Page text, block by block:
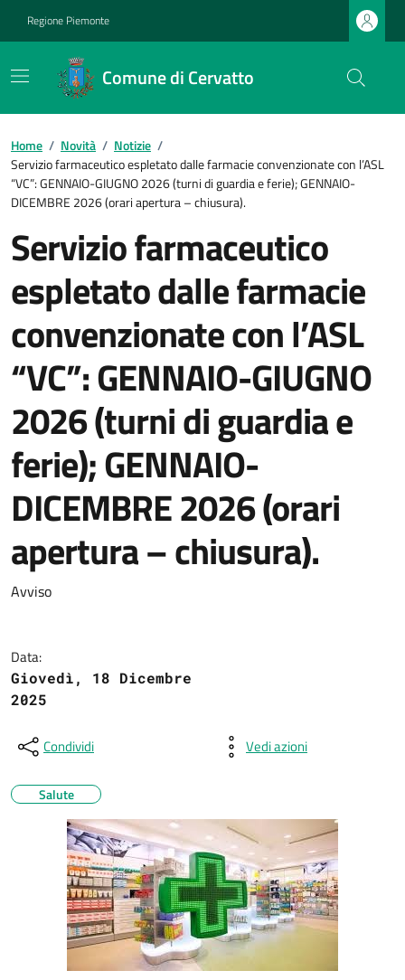
Regione Piemonte
Comune di Cervatto
Home / Novità / Notizie /
Servizio farmaceutico espletato dalle farmacie convenzionate con l’ASL
“VC”: GENNAIO-GIUGNO 2026 (turni di guardia e ferie); GENNAIO-
DICEMBRE 2026 (orari apertura – chiusura).
Servizio farmaceutico
espletato dalle farmacie
convenzionate con l’ASL
“VC”: GENNAIO-GIUGNO
2026 (turni di guardia e
ferie); GENNAIO-
DICEMBRE 2026 (orari
apertura – chiusura).
Avviso
Data:
Giovedì, 18 Dicembre
2025
Condividi Vedi azioni
Salute